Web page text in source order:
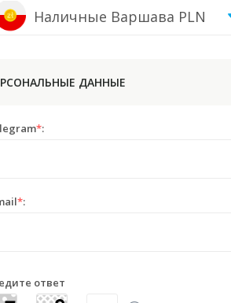
Наличные Варшава PLN
ДАННЫЕ
*:
*:
ответ